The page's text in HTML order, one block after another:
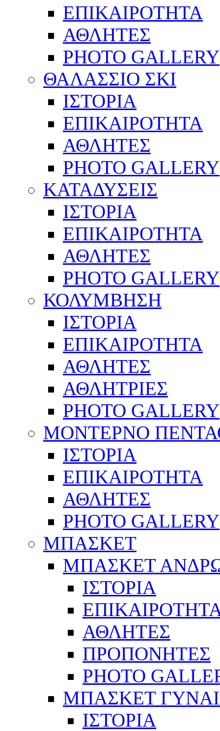
ΕΠΙΚΑΙΡΟΤΗΤΑ
ΑΘΛΗΤΕΣ
PHOTO GALLERY
ΘΑΛΑΣΣΙΟ ΣΚΙ
ΙΣΤΟΡΙΑ
ΕΠΙΚΑΙΡΟΤΗΤΑ
ΑΘΛΗΤΕΣ
PHOTO GALLERY
ΚΑΤΑΔΥΣΕΙΣ
ΙΣΤΟΡΙΑ
ΕΠΙΚΑΙΡΟΤΗΤΑ
ΑΘΛΗΤΕΣ
PHOTO GALLERY
ΚΟΛΥΜΒΗΣΗ
ΙΣΤΟΡΙΑ
ΕΠΙΚΑΙΡΟΤΗΤΑ
ΑΘΛΗΤΕΣ
ΑΘΛΗΤΡΙΕΣ
PHOTO GALLERY
ΜΟΝΤΕΡΝΟ
ΙΣΤΟΡΙΑ
ΕΠΙΚΑΙΡΟΤΗΤΑ
ΑΘΛΗΤΕΣ
PHOTO GALLERY
ΜΠΑΣΚΕΤ
ΜΠΑΣΚΕΤ
ΙΣΤΟΡΙΑ
ΑΘΛΗΤΕΣ
ΠΡΟΠΟΝΗΤΕΣ
PHOTO
ΜΠΑΣΚΕΤ
ΙΣΤΟΡΙΑ